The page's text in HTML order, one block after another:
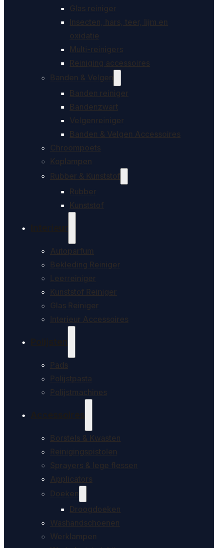
Glas reiniger
Insecten, hars, teer, lijm en
oxidatie
Multi-reinigers
Reiniging accessoires
Banden & Velgen
Banden reiniger
Bandenzwart
Velgenreiniger
Banden & Velgen Accessoires
Chroompoets
Koplampen
Rubber & Kunststof
Rubber
Kunststof
Autoparfum
Bekleding Reiniger
Leerreiniger
Kunststof Reiniger
Glas Reiniger
Interieur Accessoires
Pads
Polijstpasta
Polijstmachines
Borstels & Kwasten
Reinigingspistolen
Sprayers & lege flessen
Applicators
Doeken
Droogdoeken
Washandschoenen
Werklampen